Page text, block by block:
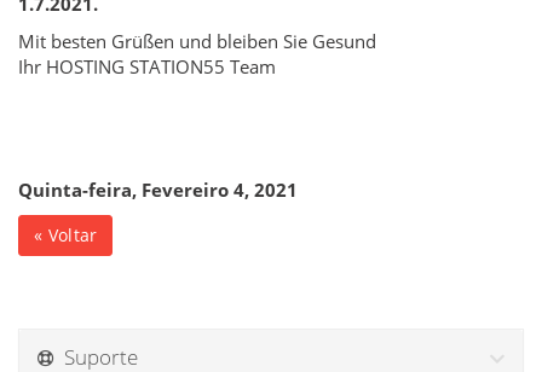
Mit besten Grüßen und bleiben Sie Gesund
Ihr HOSTING STATION55 Team
Quinta-feira, Fevereiro 4, 2021
« Voltar
Suporte